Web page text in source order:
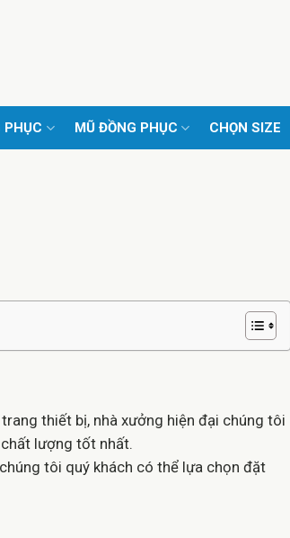
PHỤC MŨ ĐỒNG PHỤC CHỌN SIZE
thiết bị, nhà xưởng hiện đại chúng tôi
lượng tốt nhất.
tôi quý khách có thể lựa chọn đặt